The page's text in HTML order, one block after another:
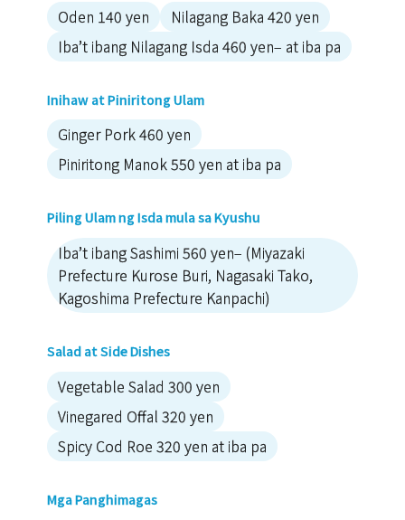
Oden 140 yen
Nilagang Baka 420 yen
Iba’t ibang Nilagang Isda 460 yen– at iba pa
Inihaw at Piniritong Ulam
Ginger Pork 460 yen
Piniritong Manok 550 yen at iba pa
Piling Ulam ng Isda mula sa Kyushu
Iba’t ibang Sashimi 560 yen– (Miyazaki
Prefecture Kurose Buri, Nagasaki Tako,
Kagoshima Prefecture Kanpachi)
Salad at Side Dishes
Vegetable Salad 300 yen
Vinegared Offal 320 yen
Spicy Cod Roe 320 yen at iba pa
Mga Panghimagas